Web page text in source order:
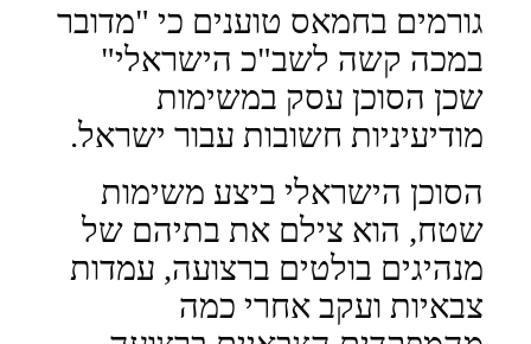
גורמים בחמאס טוענים כי "מדובר
במכה קשה לשב"כ הישראלי"
שכן הסוכן עסק במשימות
מודיעיניות חשובות עבור ישראל.
הסוכן הישראלי ביצע משימות
שטח, הוא צילם את בתיהם של
מנהיגים בולטים ברצועה, עמדות
צבאיות ועקב אחרי כמה